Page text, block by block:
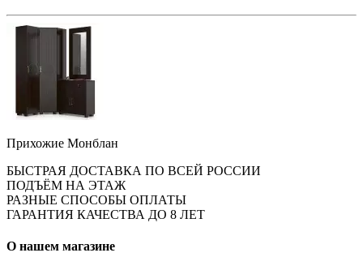
Прихожие Монблан
БЫСТРАЯ ДОСТАВКА ПО ВСЕЙ РОССИИ
ПОДЪЁМ НА ЭТАЖ
РАЗНЫЕ СПОСОБЫ ОПЛАТЫ
ГАРАНТИЯ КАЧЕСТВА ДО 8 ЛЕТ
О нашем магазине